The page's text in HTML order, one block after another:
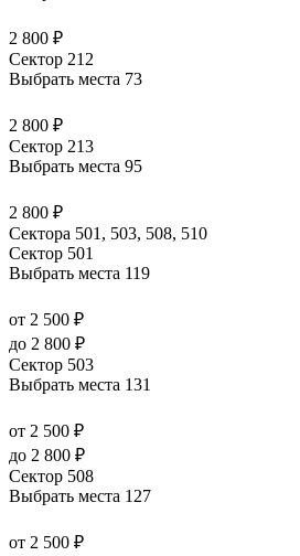
2 800 ₽
Сектор 212
Выбрать места 73
2 800 ₽
Сектор 213
Выбрать места 95
2 800 ₽
Сектора 501, 503, 508, 510
Сектор 501
Выбрать места 119
от 2 500 ₽
до 2 800 ₽
Сектор 503
Выбрать места 131
от 2 500 ₽
до 2 800 ₽
Сектор 508
Выбрать места 127
от 2 500 ₽